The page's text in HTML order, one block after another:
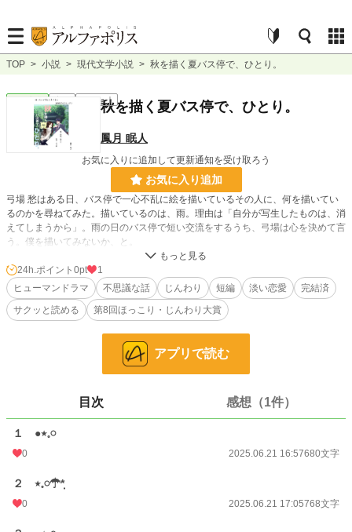
TOP > 小説 > 現代文学小説 > 秋を描く夏バス停で、ひとり。
現代文学 完結 ｼｮｰﾄｼｮｰﾄ秋を描く夏バス停で、ひとり。
鳳月 眠人
お気に入りに追加して更新通知を受け取ろう
お気に入り追加
弓場 愁はある日、バス停で一心不乱に絵を描いているその人に、何を描いてい
るのかを尋ねてみた。描いているのは、雨。理由は「自分が写生したものは、消
えてしまうから」。雨の日のバス停で短い交流をするうち、弓場は心を決めて言
う。僕を描いてみないか、と。
全９話 会話がメインの短いお話。
表紙の絵はイラストACとフォトACよりお借りしました。
小説 228,979 位 / 228,979 件
9,629 位 / 9,629 件
0 pt
文字数
更新日時
初回公開日時
初回完結日時
24h.ポイント 0pt
1
ヒューマンドラマ
不思議な話 じんわり 短編 淡い恋愛
完結済
サクッと読める
第8回ほっこり・じんわり大賞
アプリで読む
目次 感想（1件）
１ ●‪٭𓈒𓏸
0 2025.06.21 16:57680文字
２ ‪٭𓈒𓏸☂︎*̣̩
0 2025.06.21 17:05768文字